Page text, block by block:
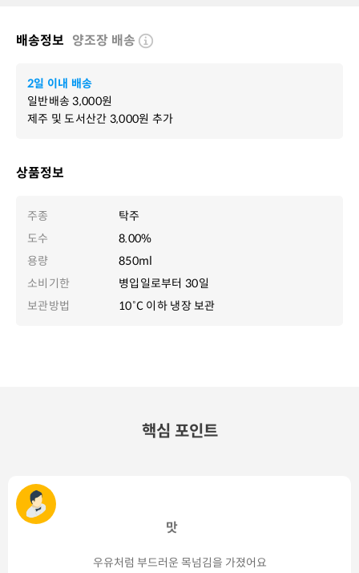
상품정보
주종
탁주
도수
8.00%
용량
850ml
소비기한
병입일로부터 30일
보관방법
10˚C 이하 냉장 보관
배송정보 양조장 배송
2일 이내 배송
일반배송3,000원
제주 및 도서산간 3,000원 추가
핵심 포인트
맛
우유처럼 부드러운 목넘김을 가졌어요